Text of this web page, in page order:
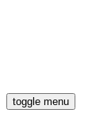
toggle menu